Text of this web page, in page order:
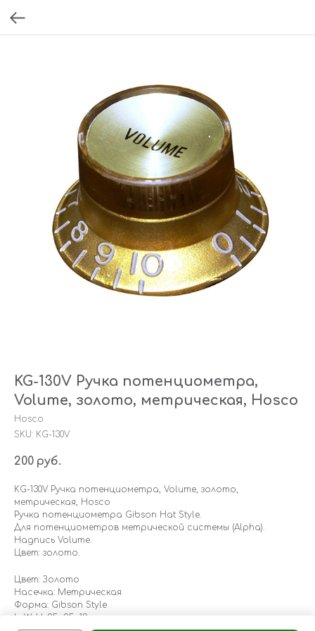
KG-130V Ручка потенциометра,
Volume, золото, метрическая, Hosco
Hosco
SKU: KG-130V
200 руб.
KG-130V Ручка потенциометра, Volume, золото,
метрическая, Hosco
Ручка потенциометра Gibson Hat Style.
Для потенциометров метрической системы (Alpha).
Надпись Volume.
Цвет: золото.
Цвет: Золото
Насечка: Метрическая
Форма: Gibson Style
LxWxH: 25x25x12 mm